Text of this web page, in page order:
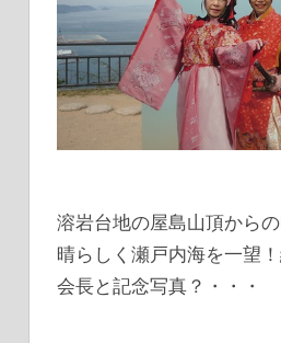
溶岩台地の屋島山頂から
晴らしく瀬戸内海を一望
会長と記念写真？・・・